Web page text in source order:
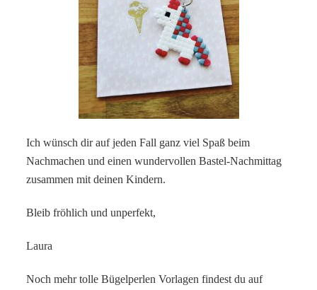
Ich wünsch dir auf jeden Fall ganz viel Spaß beim
Nachmachen und einen wundervollen Bastel-Nachmittag
zusammen mit deinen Kindern.
Bleib fröhlich und unperfekt,
Laura
Noch mehr tolle Bügelperlen Vorlagen findest du auf